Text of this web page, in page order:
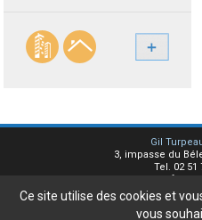
Gil
3, impasse du
Tel. 02 51
Plan
Ce site utilise des cookies et
vous